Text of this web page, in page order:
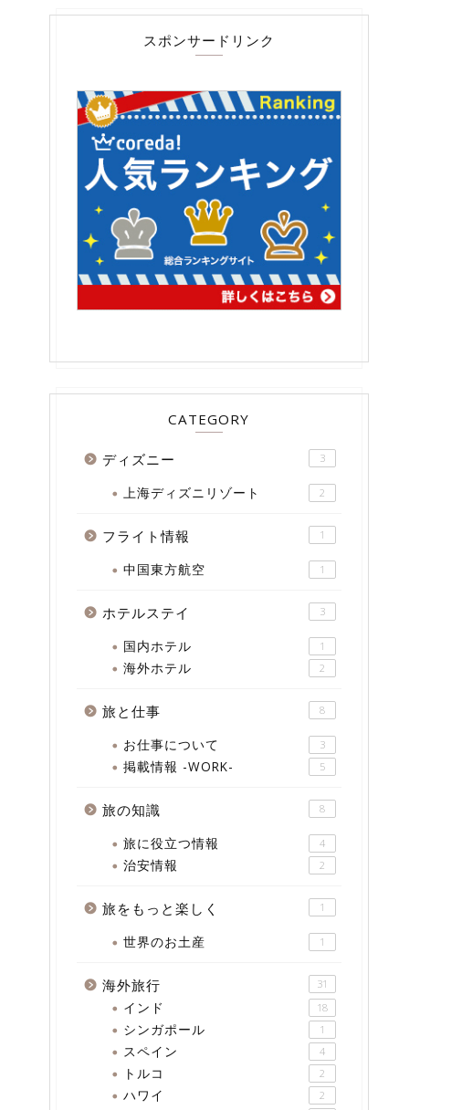
スポンサードリンク
CATEGORY
ディズニー 3
上海ディズニリゾート 2
フライト情報 1
中国東方航空 1
ホテルステイ 3
国内ホテル 1
海外ホテル 2
旅と仕事 8
お仕事について 3
掲載情報 -WORK- 5
旅の知識 8
旅に役立つ情報 4
治安情報 2
旅をもっと楽しく 1
世界のお土産 1
海外旅行 31
インド 18
シンガポール 1
スペイン 4
トルコ 2
ハワイ 2